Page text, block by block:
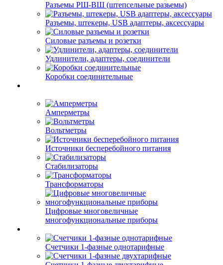
Разъемы РШ-ВШ (штепсельные разьемы)
Разъемы, штекеры, USB адаптеры, аксессуары
Силовые разъемы и розетки
Удлинители, адаптеры, соединители
Коробки соединительные
Амперметры
Вольтметры
Источники бесперебойного питания
Стабилизаторы
Трансформаторы
Цифровые многовеличные
многофункциональные приборы
Счетчики 1-фазные однотарифные